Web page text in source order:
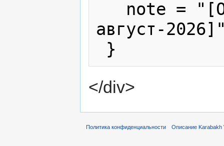
август-
</div>
Политика конфиденциальности Описание Karabakh